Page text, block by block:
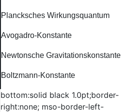
Plancksches Wirkungsquantum
Avogadro-Konstante
Newtonsche Gravitationskonstante
Boltzmann-Konstante
bottom:solid black 1.0pt;border-
right:none; mso-border-left-